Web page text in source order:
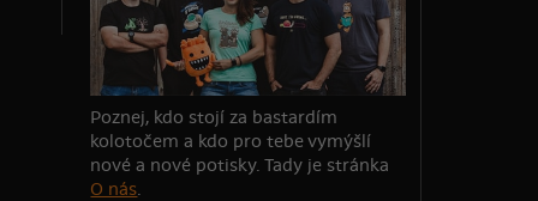
Poznej, kdo stojí za bastardím
kolotočem a kdo pro tebe vymýšlí
nové a nové potisky. Tady je stránka
O nás.